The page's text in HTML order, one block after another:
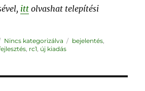
itt olvashat telepítési
Kategória
Nincs kategorizálva Címke
bejelentés,
, rc1, új kiadás